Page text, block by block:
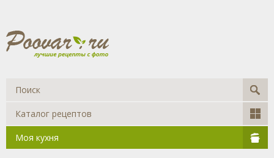
Каталог рецептов
Моя кухня